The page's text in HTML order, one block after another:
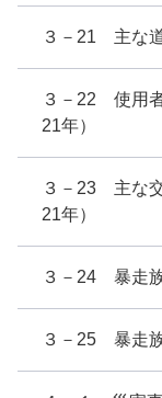
３－21 主な
３－22 使用
21年）
３－23 主な
21年）
３－24 暴走
３－25 暴走